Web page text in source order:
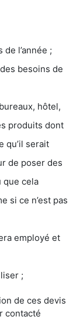
l’année ;
besoins de
hôtel,
produits dont
qu’il serait
de poser des
que cela
si ce n’est pas
employé et
;
de ces devis
contacté